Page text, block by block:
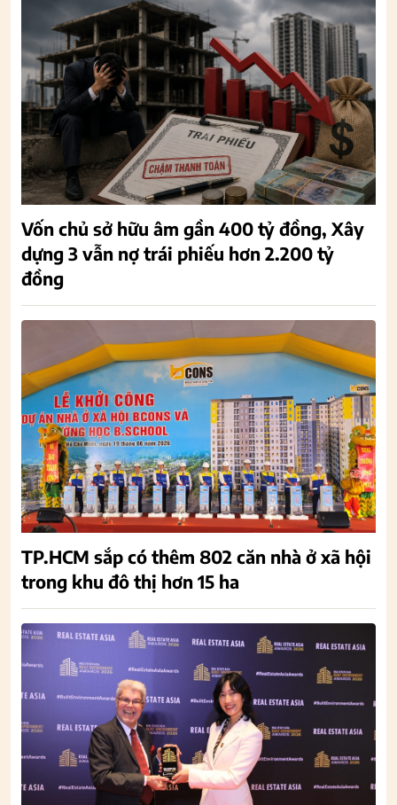
Vốn chủ sở hữu âm gần 400 tỷ đồng, Xây
dựng 3 vẫn nợ trái phiếu hơn 2.200 tỷ
đồng
TP.HCM sắp có thêm 802 căn nhà ở xã hội
trong khu đô thị hơn 15 ha